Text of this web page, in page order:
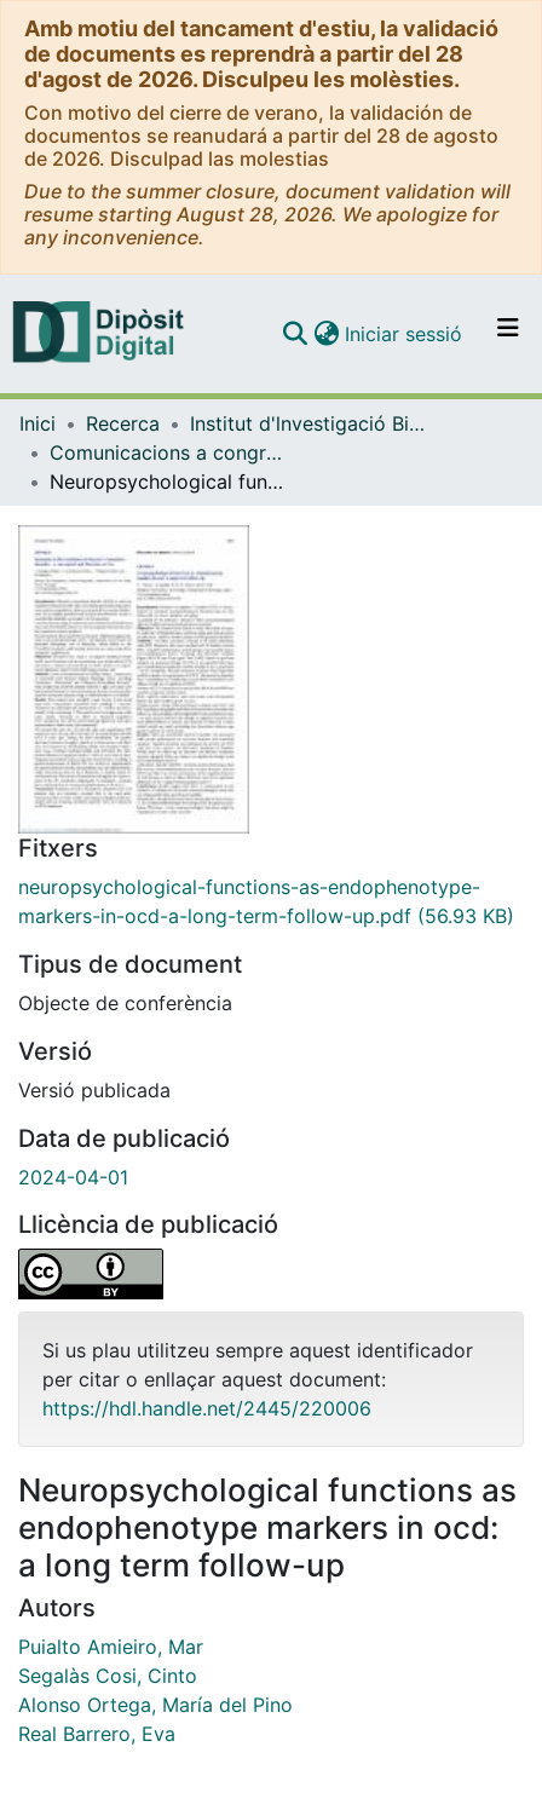
Amb motiu del tancament d'estiu, la validació
de documents es reprendrà a partir del 28
d'agost de 2026. Disculpeu les molèsties.
Con motivo del cierre de verano, la validación de
documentos se reanudará a partir del 28 de agosto
de 2026. Disculpad las molestias
Due to the summer closure, document validation will
resume starting August 28, 2026. We apologize for
any inconvenience.
Navega per tot el DD
Com publicar
Iniciar sessió (current)
Inici Recerca
Institut d'lnvestigació Biomèdica de Bellvitge (IDIBELL)
Comunicacions a congressos (Institut d'lnvestigació Biomèdica de Bellvitge (IDIBELL))
Neuropsychological functions as endophenotype markers in ocd: a long term follow-up
Fitxers
neuropsychological-functions-as-endophenotype-
markers-in-ocd-a-long-term-follow-up.pdf (56.93 KB)
Tipus de document
Objecte de conferència
Versió
Versió publicada
Data de publicació
2024-04-01
Llicència de publicació
Si us plau utilitzeu sempre aquest identificador
per citar o enllaçar aquest document:
https://hdl.handle.net/2445/220006
Neuropsychological functions as
endophenotype markers in ocd:
a long term follow-up
Autors
Puialto Amieiro, Mar
Segalàs Cosi, Cinto
Alonso Ortega, María del Pino
Real Barrero, Eva